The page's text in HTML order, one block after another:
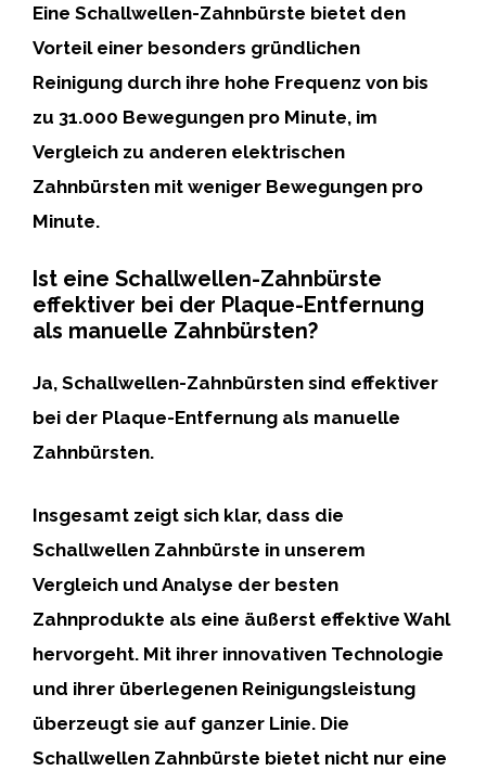
Eine Schallwellen-Zahnbürste bietet den
Vorteil einer besonders gründlichen
Reinigung durch ihre hohe Frequenz von bis
zu 31.000 Bewegungen pro Minute, im
Vergleich zu anderen elektrischen
Zahnbürsten mit weniger Bewegungen pro
Minute.
Ist eine Schallwellen-Zahnbürste
effektiver bei der Plaque-Entfernung
als manuelle Zahnbürsten?
Ja, Schallwellen-Zahnbürsten sind effektiver
bei der Plaque-Entfernung als manuelle
Zahnbürsten.
Insgesamt zeigt sich klar, dass die
Schallwellen Zahnbürste in unserem
Vergleich und Analyse der besten
Zahnprodukte als eine äußerst effektive Wahl
hervorgeht. Mit ihrer innovativen Technologie
und ihrer überlegenen Reinigungsleistung
überzeugt sie auf ganzer Linie. Die
Schallwellen Zahnbürste bietet nicht nur eine